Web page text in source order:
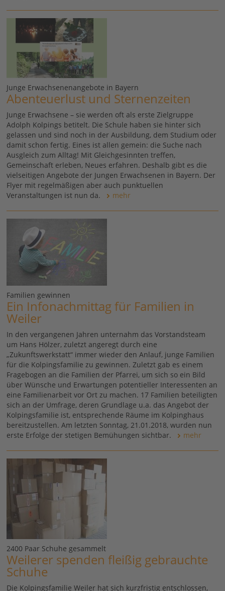
Junge Erwachsenenangebote in Bayern
Abenteuerlust und Sternenzeiten
Junge Erwachsene – sie werden oft als erste Zielgruppe
Adolph Kolpings betitelt. Die Schule haben sie hinter sich
gelassen und sind noch in der Ausbildung, dem Studium oder
damit schon fertig. Eines ist allen gemein: die Suche nach
Ausgleich zum Alltag! Mit Gleichgesinnten treffen,
Gemeinschaft erleben, Neues erfahren. Deshalb gibt es die
vielseitigen Angebote der Jungen Erwachsenen in Bayern. Der
Flyer mit regelmäßigen aber auch punktuellen
Veranstaltungen ist nun da.
mehr
Familien gewinnen
Ein Infonachmittag für Familien in
Weiler
In den vergangenen Jahren unternahm das Vorstandsteam
um Hans Hölzer, zuletzt angeregt durch eine
„Zukunftswerkstatt“ immer wieder den Anlauf, junge Familien
für die Kolpingsfamilie zu gewinnen. Zuletzt gab es einem
Fragebogen an die Familien der Pfarrei, um sich so ein Bild
über Wünsche und Erwartungen potentieller Interessenten an
eine Familienarbeit vor Ort zu machen. 17 Familien beteiligten
sich an der Umfrage, deren Grundlage u.a. das Angebot der
Kolpingsfamilie ist, entsprechende Räume im Kolpinghaus
bereitzustellen. Am letzten Sonntag, 21.01.2018, wurden nun
erste Erfolge der stetigen Bemühungen sichtbar.
mehr
2400 Paar Schuhe gesammelt
Weilerer spenden fleißig gebrauchte
Schuhe
Die Kolpingsfamilie Weiler hat sich kurzfristig entschlossen,